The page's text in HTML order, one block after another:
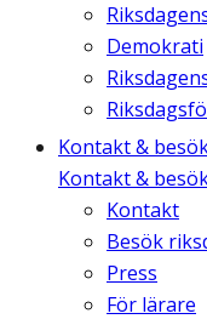
Demokrati
Kontakt &
Kontakt &
Kontakt
Besök
Press
För lärare